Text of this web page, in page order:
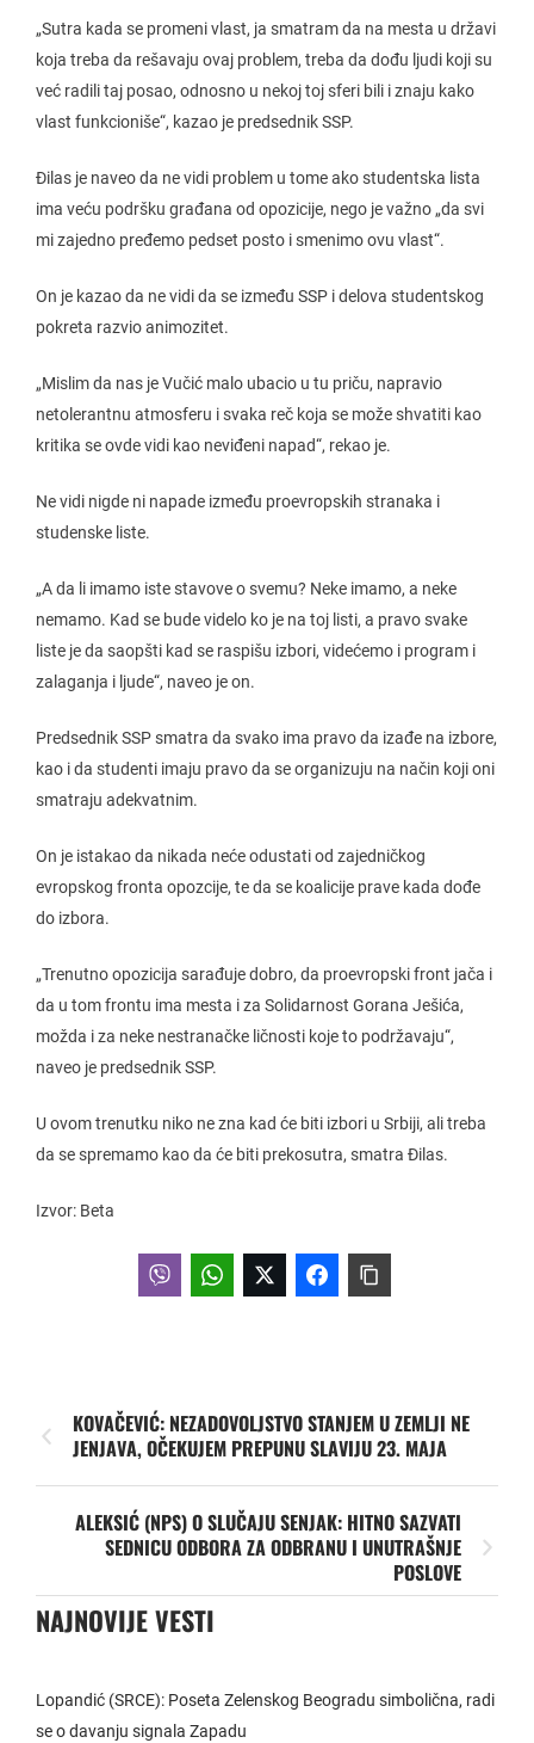
„Sutra kada se promeni vlast, ja smatram da na mesta u državi
koja treba da rešavaju ovaj problem, treba da dođu ljudi koji su
već radili taj posao, odnosno u nekoj toj sferi bili i znaju kako
vlast funkcioniše“, kazao je predsednik SSP.
Đilas je naveo da ne vidi problem u tome ako studentska lista
ima veću podršku građana od opozicije, nego je važno „da svi
mi zajedno pređemo pedset posto i smenimo ovu vlast“.
On je kazao da ne vidi da se između SSP i delova studentskog
pokreta razvio animozitet.
„Mislim da nas je Vučić malo ubacio u tu priču, napravio
netolerantnu atmosferu i svaka reč koja se može shvatiti kao
kritika se ovde vidi kao neviđeni napad“, rekao je.
Ne vidi nigde ni napade između proevropskih stranaka i
studenske liste.
„A da li imamo iste stavove o svemu? Neke imamo, a neke
nemamo. Kad se bude videlo ko je na toj listi, a pravo svake
liste je da saopšti kad se raspišu izbori, videćemo i program i
zalaganja i ljude“, naveo je on.
Predsednik SSP smatra da svako ima pravo da izađe na izbore,
kao i da studenti imaju pravo da se organizuju na način koji oni
smatraju adekvatnim.
On je istakao da nikada neće odustati od zajedničkog
evropskog fronta opozcije, te da se koalicije prave kada dođe
do izbora.
„Trenutno opozicija sarađuje dobro, da proevropski front jača i
da u tom frontu ima mesta i za Solidarnost Gorana Ješića,
možda i za neke nestranačke ličnosti koje to podržavaju“,
naveo je predsednik SSP.
U ovom trenutku niko ne zna kad će biti izbori u Srbiji, ali treba
da se spremamo kao da će biti prekosutra, smatra Đilas.
Izvor: Beta
KOVAČEVIĆ: NEZADOVOLJSTVO STANJEM U ZEMLJI NE
JENJAVA, OČEKUJEM PREPUNU SLAVIJU 23. MAJA
ALEKSIĆ (NPS) O SLUČAJU SENJAK: HITNO SAZVATI
SEDNICU ODBORA ZA ODBRANU I UNUTRAŠNJE
POSLOVE
NAJNOVIJE VESTI
Lopandić (SRCE): Poseta Zelenskog Beogradu simbolična, radi
se o davanju signala Zapadu